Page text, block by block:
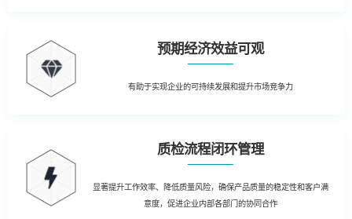
预期经济效益可观
有助于实现企业的可持续发展和提升市场竞争力
质检流程闭环管理
显著提升工作效率、降低质量风险，确保产品质量的稳定性和客户满
意度，促进企业内部各部门的协同合作